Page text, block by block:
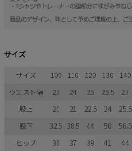
サイズ
サイズ 100 110 120 130 140
ウエスト幅
23 24 25 25.5 27
股上
20 21 22.5 24 25.5
股下
32.5 38.5 44 50 56.5
ヒップ
36 37 39 41 44